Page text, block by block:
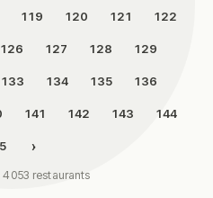
119 120 121 122
126 127 128 129
133 134 135 136
141 142 143 144
›
4053 restaurants